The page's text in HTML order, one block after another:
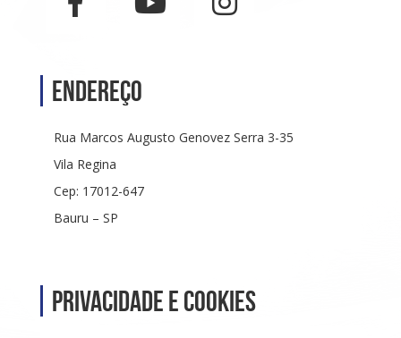
Endereço
Rua Marcos Augusto Genovez Serra 3-35
Vila Regina
Cep: 17012-647
Bauru – SP
Privacidade e Cookies